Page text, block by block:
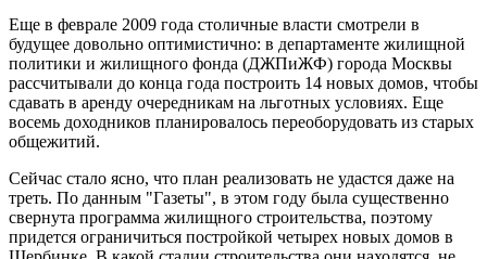
Еще в феврале 2009 года столичные власти смотрели в
будущее довольно оптимистично: в департаменте жилищной
политики и жилищного фонда (ДЖПиЖФ) города Москвы
рассчитывали до конца года построить 14 новых домов, чтобы
сдавать в аренду очередникам на льготных условиях. Еще
восемь доходников планировалось переоборудовать из старых
общежитий.
Сейчас стало ясно, что план реализовать не удастся даже на
треть. По данным "Газеты", в этом году была существенно
свернута программа жилищного строительства, поэтому
придется ограничиться постройкой четырех новых домов в